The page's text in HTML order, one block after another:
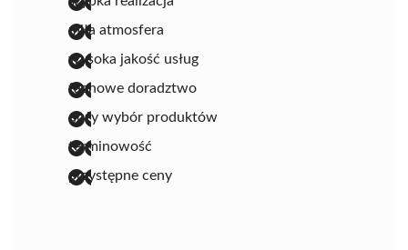
miła atmosfera
wysoka jakość usług
fachowe doradztwo
duży wybór produktów
terminowość
przystępne ceny